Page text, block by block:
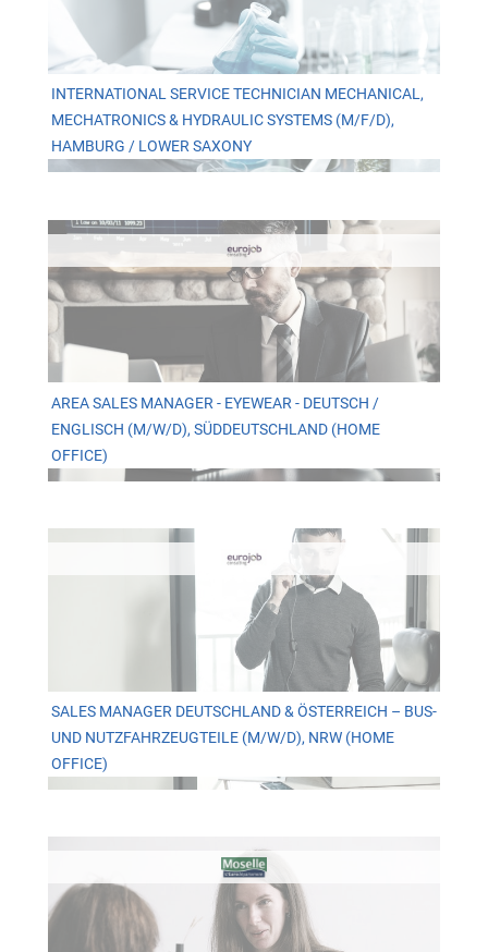
INTERNATIONAL SERVICE TECHNICIAN MECHANICAL,
MECHATRONICS & HYDRAULIC SYSTEMS (M/F/D),
HAMBURG / LOWER SAXONY
AREA SALES MANAGER - EYEWEAR - DEUTSCH /
ENGLISCH (M/W/D), SÜDDEUTSCHLAND (HOME
OFFICE)
SALES MANAGER DEUTSCHLAND & ÖSTERREICH – BUS-
UND NUTZFAHRZEUGTEILE (M/W/D), NRW (HOME
OFFICE)